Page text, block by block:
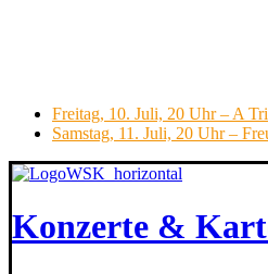
Freitag, 10. Juli, 20 Uhr – A
Samstag, 11. Juli, 20 Uhr –
Konzerte &